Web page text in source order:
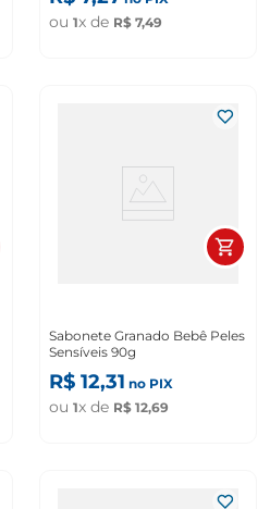
ou 1x de R$ 7,49
Sabonete Granado Bebê Peles
Sensíveis 90g
R$ 12,31 no PIX
ou 1x de R$ 12,69